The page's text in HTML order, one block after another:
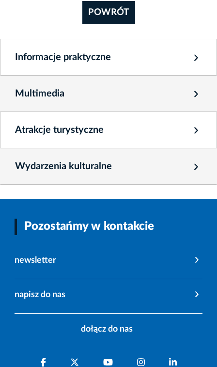
POWRÓT
Informacje praktyczne
Multimedia
Atrakcje turystyczne
Wydarzenia kulturalne
Pozostańmy w kontakcie
newsletter
napisz do nas
dołącz do nas